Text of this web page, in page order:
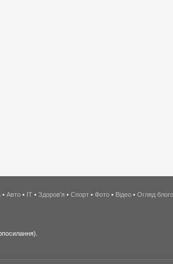
• Авто • IT • Здоров'я • Спорт • Фото • Відео • Огляд